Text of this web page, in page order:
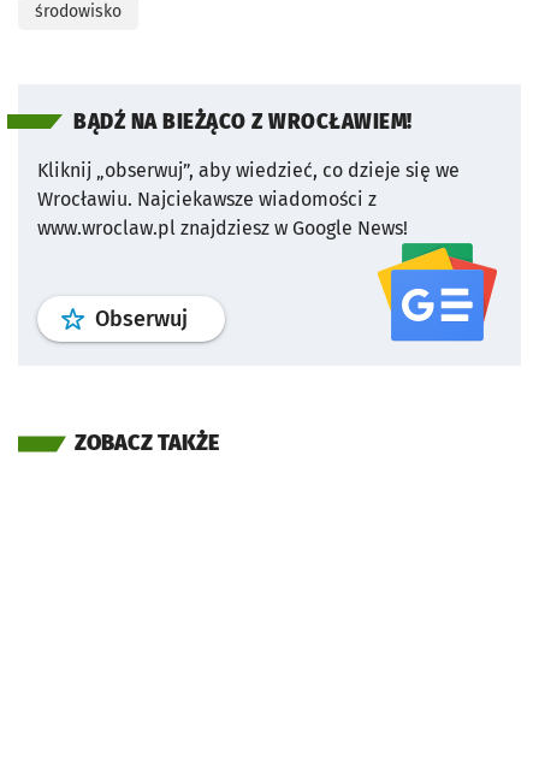
środowisko
BĄDŹ NA BIEŻĄCO Z WROCŁAWIEM!
Kliknij „obserwuj”, aby wiedzieć, co dzieje się we
Wrocławiu. Najciekawsze wiadomości z
www.wroclaw.pl znajdziesz w Google News!
Obserwuj profil serwisu
ZOBACZ TAKŻE